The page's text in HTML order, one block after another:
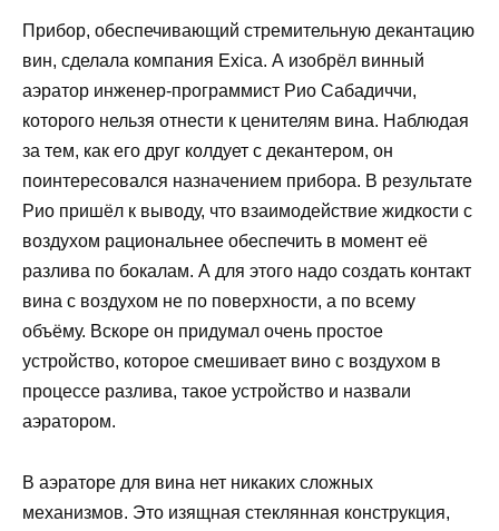
Прибор, обеспечивающий стремительную декантацию
вин, сделала компания Exica. А изобрёл винный
аэратор инженер-программист Рио Сабадиччи,
которого нельзя отнести к ценителям вина. Наблюдая
за тем, как его друг колдует с декантером, он
поинтересовался назначением прибора. В результате
Рио пришёл к выводу, что взаимодействие жидкости с
воздухом рациональнее обеспечить в момент её
разлива по бокалам. А для этого надо создать контакт
вина с воздухом не по поверхности, а по всему
объёму. Вскоре он придумал очень простое
устройство, которое смешивает вино с воздухом в
процессе разлива, такое устройство и назвали
аэратором.
В аэраторе для вина нет никаких сложных
механизмов. Это изящная стеклянная конструкция,